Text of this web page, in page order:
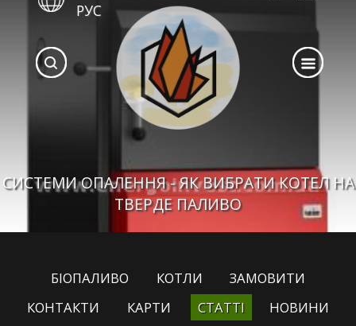
СИСТЕМИ ОПАЛЕННЯ - ЯК ВИБРАТИ КОТЕЛ НА
ТВЕРДЕ ПАЛИВО
РУС
БІОПАЛИВО КОТЛИ
ЗАМОВИТИ
КОНТАКТИ
КАРТИ СТАТТІ
НОВИНИ